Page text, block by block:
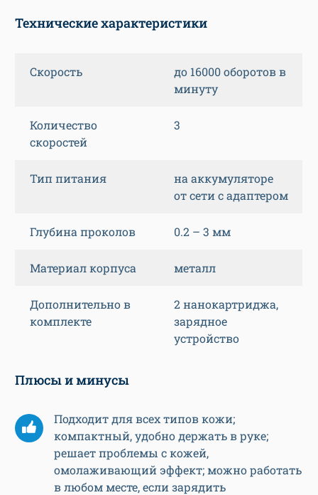
Технические характеристики
Скорость
до 16000 оборотов в
минуту
Количество
скоростей
3
Тип питания
на аккумуляторе
от сети с адаптером
Глубина проколов 0.2 – 3 мм
Материал корпуса металл
Дополнительно в
комплекте
2 нанокартриджа,
зарядное
устройство
Плюсы и минусы
Подходит для всех типов кожи;
компактный, удобно держать в руке;
решает проблемы с кожей,
омолаживающий эффект; можно работать
в любом месте, если зарядить